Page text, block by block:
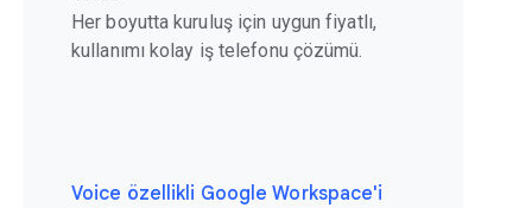
Her boyutta kuruluş için uygun fiyatlı,
kullanımı kolay iş telefonu çözümü.
Voice özellikli Google Workspace'i